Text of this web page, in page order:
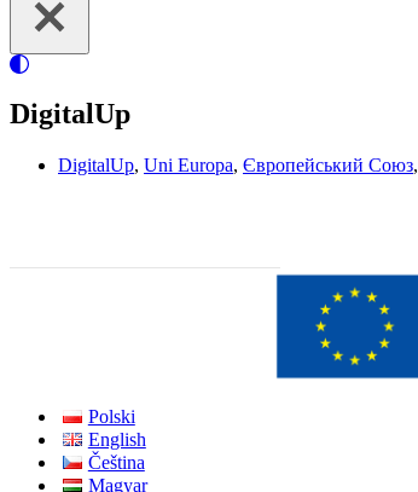
DigitalUp
DigitalUp, Uni Europa, Європейський Союз,
Polski
English
Čeština
Magyar